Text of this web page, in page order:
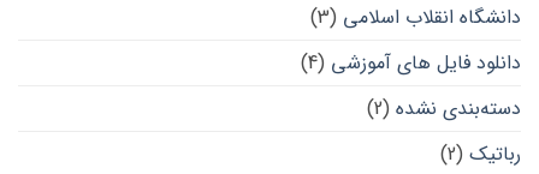
دانشگاه انقلاب اسلامی (3)
دانلود فایل های آموزشی (4)
دسته‌بندی نشده (2)
رباتیک (2)